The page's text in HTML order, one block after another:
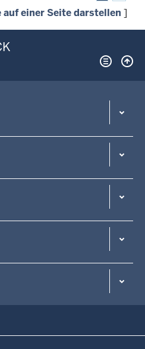
auf einer Seite darstellen ]